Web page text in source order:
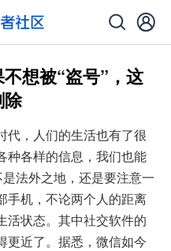
想被“盗号”，这
除
代，人们的生活也有了很
种各样的信息，我们也能
法外之地，还是要注意一
手机，不论两个人的距离
活状态。其中社交软件的
更近了。据悉，微信如今